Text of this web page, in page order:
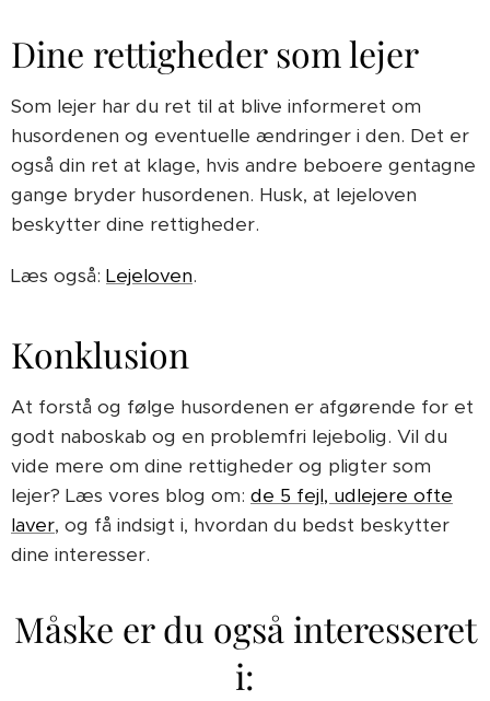
Dine rettigheder som lejer
Som lejer har du ret til at blive informeret om
husordenen og eventuelle ændringer i den. Det er
også din ret at klage, hvis andre beboere gentagne
gange bryder husordenen. Husk, at lejeloven
beskytter dine rettigheder.
Læs også: Lejeloven.
Konklusion
At forstå og følge husordenen er afgørende for et
godt naboskab og en problemfri lejebolig. Vil du
vide mere om dine rettigheder og pligter som
lejer? Læs vores blog om: de 5 fejl, udlejere ofte
laver, og få indsigt i, hvordan du bedst beskytter
dine interesser.
Måske er du også interesseret
i: